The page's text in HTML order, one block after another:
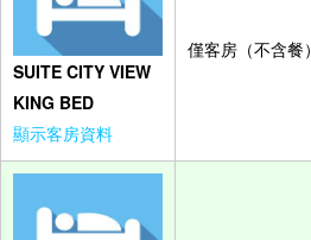
SUITE CITY VIEW
KING BED
顯示客房資料
僅客房（不含餐）